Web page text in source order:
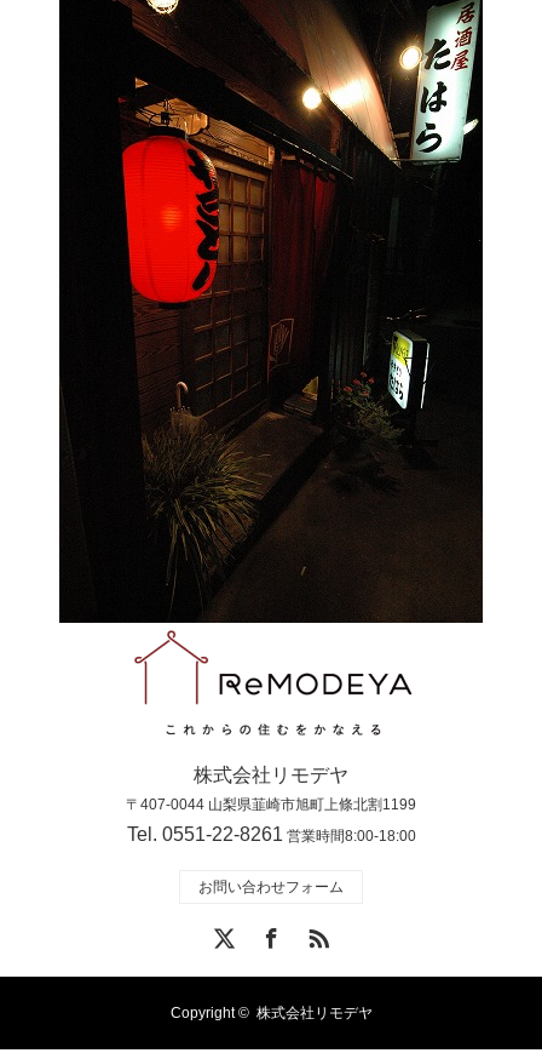
株式会社リモデヤ
〒407-0044 山梨県韮崎市旭町上條北割1199
Tel. 0551-22-8261 営業時間8:00-18:00
お問い合わせフォーム
RSS
Copyright © 株式会社リモデヤ